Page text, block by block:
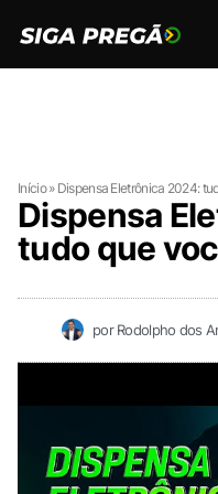
Início» Dispensa Eletrônica 2024:
Dispensa
tudo que
porRodolpho dos